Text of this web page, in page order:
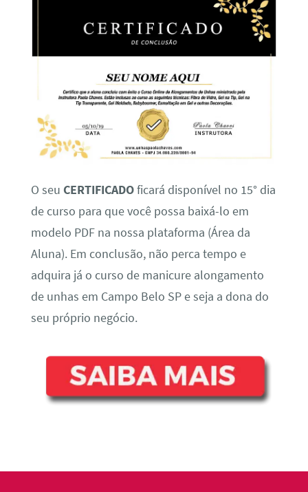
O seu CERTIFICADOficará disponível no 15° dia
de curso para que você possa baixá-lo em
modelo PDF na nossa plataforma (Área da
Aluna). Em conclusão, não perca tempo e
adquira já o curso de manicure alongamento
de unhas em Campo Belo SP e seja a dona do
seu próprio negócio.